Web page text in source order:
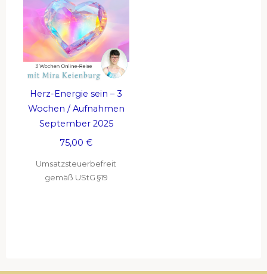
Herz-Energie sein – 3
Wochen / Aufnahmen
September 2025
75,00€
Umsatzsteuerbefreit
gemäß UStG §19